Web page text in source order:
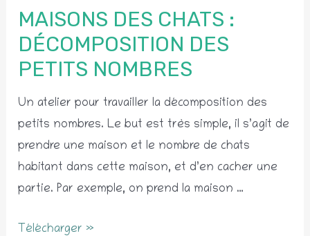
MAISONS DES CHATS :
DÉCOMPOSITION DES
PETITS NOMBRES
Un atelier pour travailler la décomposition des
petits nombres. Le but est très simple, il s’agit de
prendre une maison et le nombre de chats
habitant dans cette maison, et d’en cacher une
partie. Par exemple, on prend la maison …
Maisons
Télécharger »